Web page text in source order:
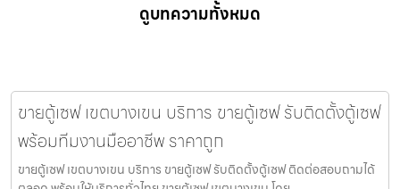
ดูบทความทั้งหมด
ขายตู้เซฟ เขตบางเขน บริการ ขายตู้เซฟ รับติดตั้งตู้เซฟ
พร้อมทีมงานมืออาชีพ ราคาถูก
ขายตู้เซฟ เขตบางเขน บริการ ขายตู้เซฟ รับติดตั้งตู้เซฟ ติดต่อสอบถามได้